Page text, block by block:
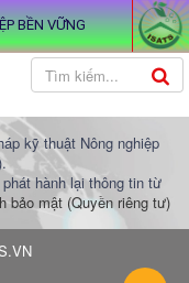
BỀN VỮNG
kỹ thuật Nông nghiệp
hành lại thông tin từ
bảo mật (Quyền riêng tư)